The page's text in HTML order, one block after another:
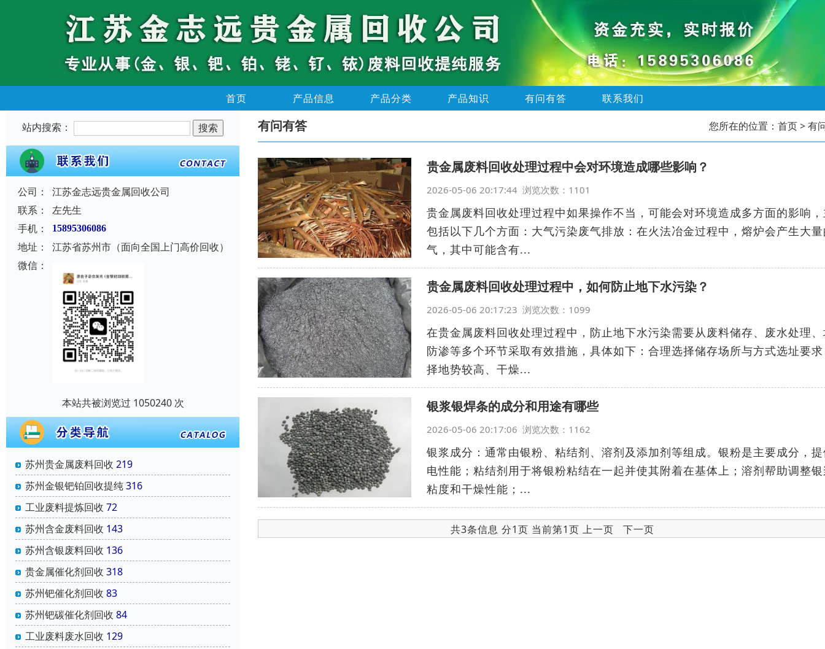
首页 产品信息 产品分类 产品知识 有问有答 联系我们
站内搜索：
公司：
江苏金志远贵金属回收公司
联系：
左先生
手机：
15895306086
地址：
江苏省苏州市（面向全国上门高价回收）
微信：
本站共被浏览过 1050240 次
苏州贵金属废料回收 219
苏州金银钯铂回收提纯316
工业废料提炼回收 72
苏州含金废料回收 143
苏州含银废料回收 136
贵金属催化剂回收 318
苏州钯催化剂回收 83
苏州钯碳催化剂回收 84
工业废料废水回收 129
有问有答 您所在的位置： 首页> 有
贵金属废料回收处理过程中会对环境造成哪些影响？
2026-05-06 20:17:44 浏览次数：1101
贵金属废料回收处理过程中如果操作不当，可能会对环境造成多方面的影响
包括以下几个方面：大气污染废气排放：在火法冶金过程中，熔炉会产生大
气，其中可能含有...
贵金属废料回收处理过程中，如何防止地下水污染？
2026-05-06 20:17:23 浏览次数：1099
在贵金属废料回收处理过程中，防止地下水污染需要从废料储存、废水处理
防渗等多个环节采取有效措施，具体如下：合理选择储存场所与方式选址要
择地势较高、干燥...
银浆银焊条的成分和用途有哪些
2026-05-06 20:17:06 浏览次数：1162
银浆成分：通常由银粉、粘结剂、溶剂及添加剂等组成。银粉是主要成分，
电性能；粘结剂用于将银粉粘结在一起并使其附着在基体上；溶剂帮助调整
粘度和干燥性能；...
共3条信息 分1页 当前第1页 上一页 下一页